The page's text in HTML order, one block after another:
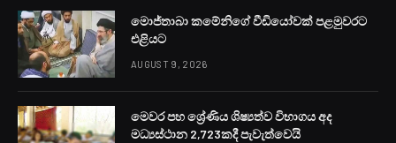
මොජ්තාබා කමේනිගේ වීඩියෝවක් පළමුවරට
එළියට
AUGUST 9, 2026
මෙවර පහ ශ්‍රේණිය ශිෂ්‍යත්ව විභාගය අද
මධ්‍යස්ථාන 2,723කදී පැවැත්වෙයි